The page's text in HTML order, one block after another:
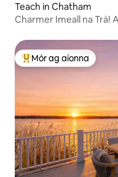
Teach in Chatham
Charmer Imeall na Trá!
An-mhór ag aíonna
Mór ag aíonna